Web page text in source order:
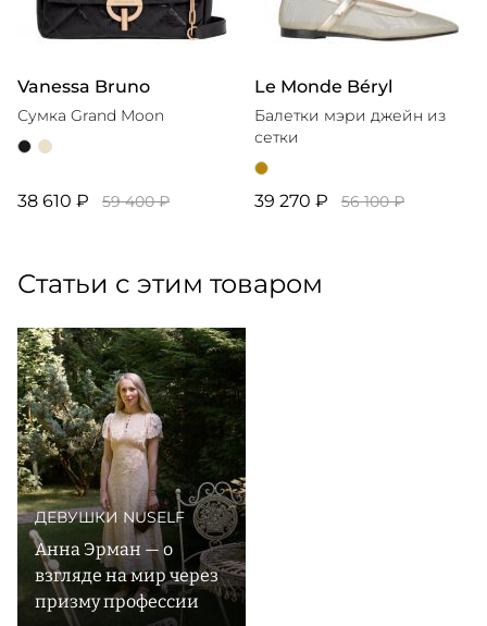
Vanessa Bruno
Сумка Grand Moon
38 610 ₽ 59 400 ₽
Le Monde Béryl
Балетки мэри джейн из
сетки
39 270 ₽ 56 100 ₽
Статьи с этим товаром
ДЕВУШКИ NUSELF
Анна Эрман — о
взгляде на мир через
призму профессии